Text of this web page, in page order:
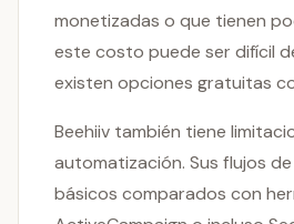
monetizadas o que tienen
este costo puede ser difícil
existen opciones gratuitas
Beehiiv también tiene
automatización. Sus flujos
básicos comparados con